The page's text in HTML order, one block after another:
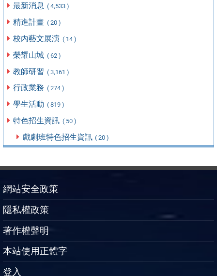
最新消息 ( 4,533 )
精進計畫 ( 20 )
校內藝文展演 ( 14 )
榮耀山城 ( 62 )
教師研習 ( 3,161 )
行政業務 ( 274 )
學生活動 ( 819 )
特色招生資訊 ( 50 )
戲劇班特色招生資訊 ( 20 )
網站安全政策
隱私權政策
著作權聲明
本站使用正體字
登入